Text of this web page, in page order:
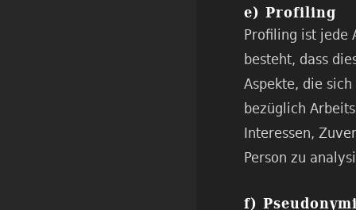
e) Profiling
Profiling ist jede
besteht, dass
Aspekte, die
bezüglich
Interessen,
Person zu
f)